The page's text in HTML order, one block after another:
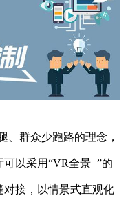
、群众少跑路的理念，
以采用“VR全景+”的
接，以情景式直观化